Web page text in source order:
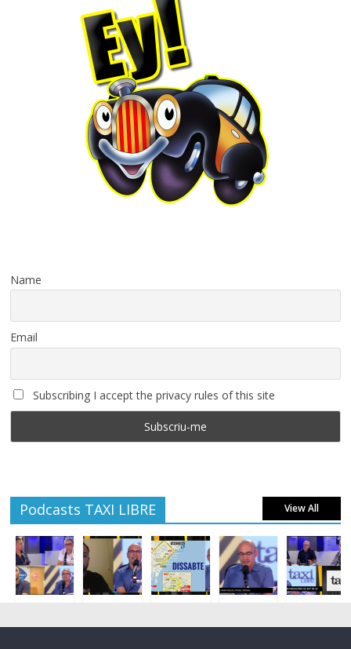
Name
Email
Subscribing I accept the privacy rules of this site
Podcasts TAXI LIBRE View All